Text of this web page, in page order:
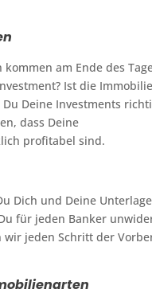
am Ende des
Ist die Immobilie
Deine Investments
dass Deine
profitabel sind.
Dich und Deine
für jeden Banker
wir jeden Schritt der